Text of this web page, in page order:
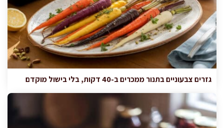
גזרים צבעוניים בתנור ממכרים ב-40 דקות, בלי בישול מוקדם